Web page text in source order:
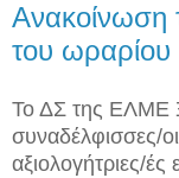
Ανακοίνωση
του ωραρίου
Το ΔΣ της ΕΛΜΕ
συναδέλφισσες/οι
αξιολογήτριες/